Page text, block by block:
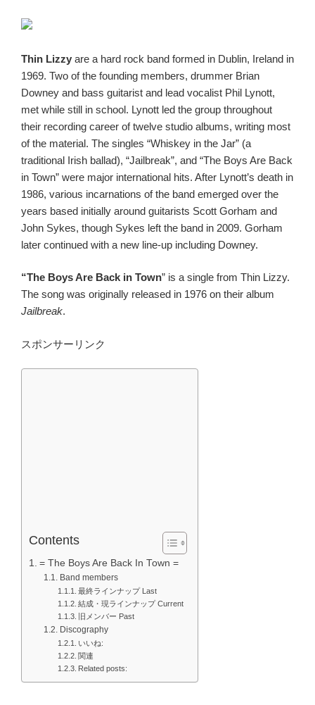
Thin Lizzy are a hard rock band formed in Dublin, Ireland in
1969. Two of the founding members, drummer Brian
Downey and bass guitarist and lead vocalist Phil Lynott,
met while still in school. Lynott led the group throughout
their recording career of twelve studio albums, writing most
of the material. The singles “Whiskey in the Jar” (a
traditional Irish ballad), “Jailbreak”, and “The Boys Are Back
in Town” were major international hits. After Lynott’s death in
1986, various incarnations of the band emerged over the
years based initially around guitarists Scott Gorham and
John Sykes, though Sykes left the band in 2009. Gorham
later continued with a new line-up including Downey.
“The Boys Are Back in Town” is a single from Thin Lizzy.
The song was originally released in 1976 on their album
Jailbreak.
スポンサーリンク
Contents
= The Boys Are Back In Town =
Band members
最終ラインナップ Last
結成・現ラインナップ Current
旧メンバー Past
Discography
いいね:
関連
Related posts: